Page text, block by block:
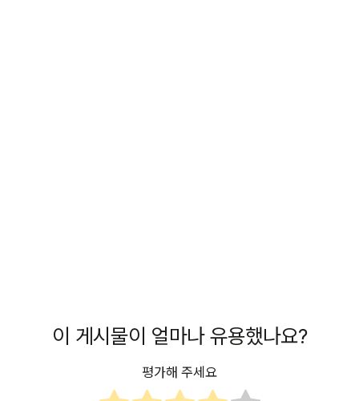
이 게시물이 얼마나 유용했나요?
평가해 주세요